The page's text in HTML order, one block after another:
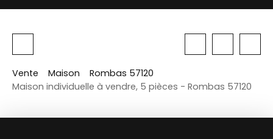
Vente Maison
Rombas 57120
Maison individuelle à vendre, 5 pièces - Rombas 57120